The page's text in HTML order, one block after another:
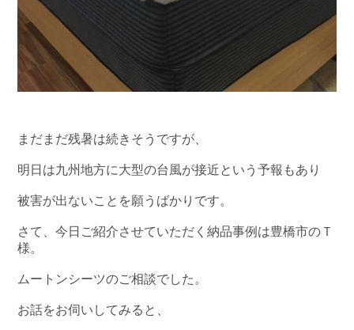
まだまだ残暑は続きそうですが、
明日は九州地方に大型の台風が接近という予報もあり
被害が出ないことを願うばかりです。
さて、今日ご紹介させていただく納品事例は豊橋市のＴ
様。
ムートンシーツのご相談でした。
お話をお伺いしてみると、